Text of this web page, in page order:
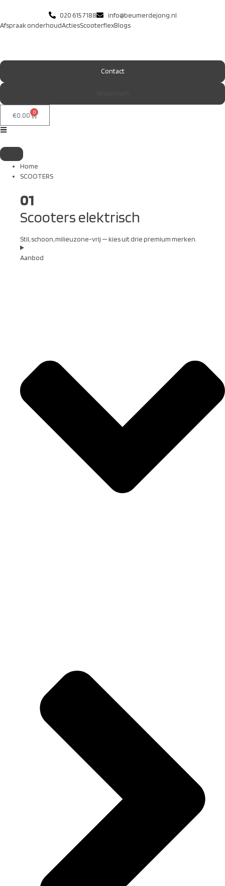
020 615 7188
info@beumerdejong.nl
Afspraak onderhoudActiesScooterflexBlogs
Contact
€0.00 0
Home
SCOOTERS
01
Scooters elektrisch
Stil, schoon, milieuzone-vrij — kies uit drie premium merken.
Aanbod